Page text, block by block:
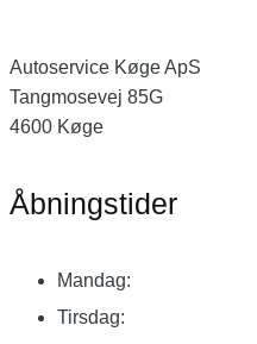
Autoservice Køge ApS
Tangmosevej 85G
4600 Køge
Åbningstider
Mandag:
Tirsdag: